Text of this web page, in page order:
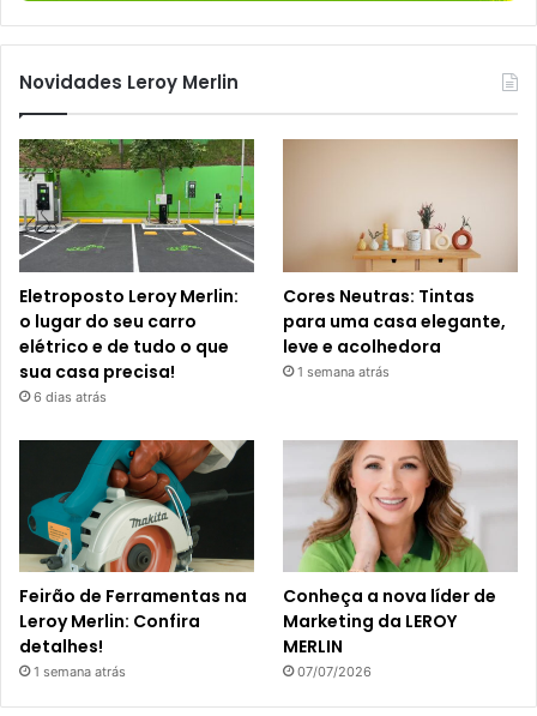
Novidades Leroy Merlin
Eletroposto Leroy Merlin:
o lugar do seu carro
elétrico e de tudo o que
sua casa precisa!
6 dias atrás
Cores Neutras: Tintas
para uma casa elegante,
leve e acolhedora
1 semana atrás
Feirão de Ferramentas na
Leroy Merlin: Confira
detalhes!
1 semana atrás
Conheça a nova líder de
Marketing da LEROY
MERLIN
07/07/2026